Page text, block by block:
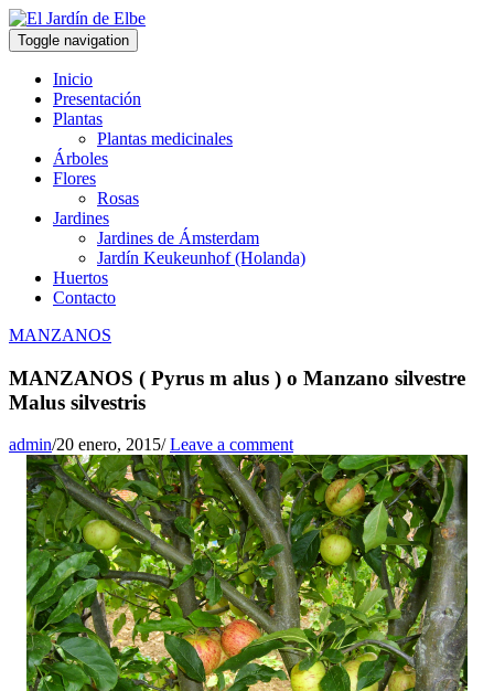
Toggle navigation
Inicio
Presentación
Plantas
Plantas medicinales
Árboles
Flores
Rosas
Jardines
Jardines de Ámsterdam
Jardín Keukeunhof (Holanda)
Huertos
Contacto
MANZANOS
MANZANOS ( Pyrus m alus ) o Manzano silvestre
Malus silvestris
admin/20 enero, 2015/Leave a comment